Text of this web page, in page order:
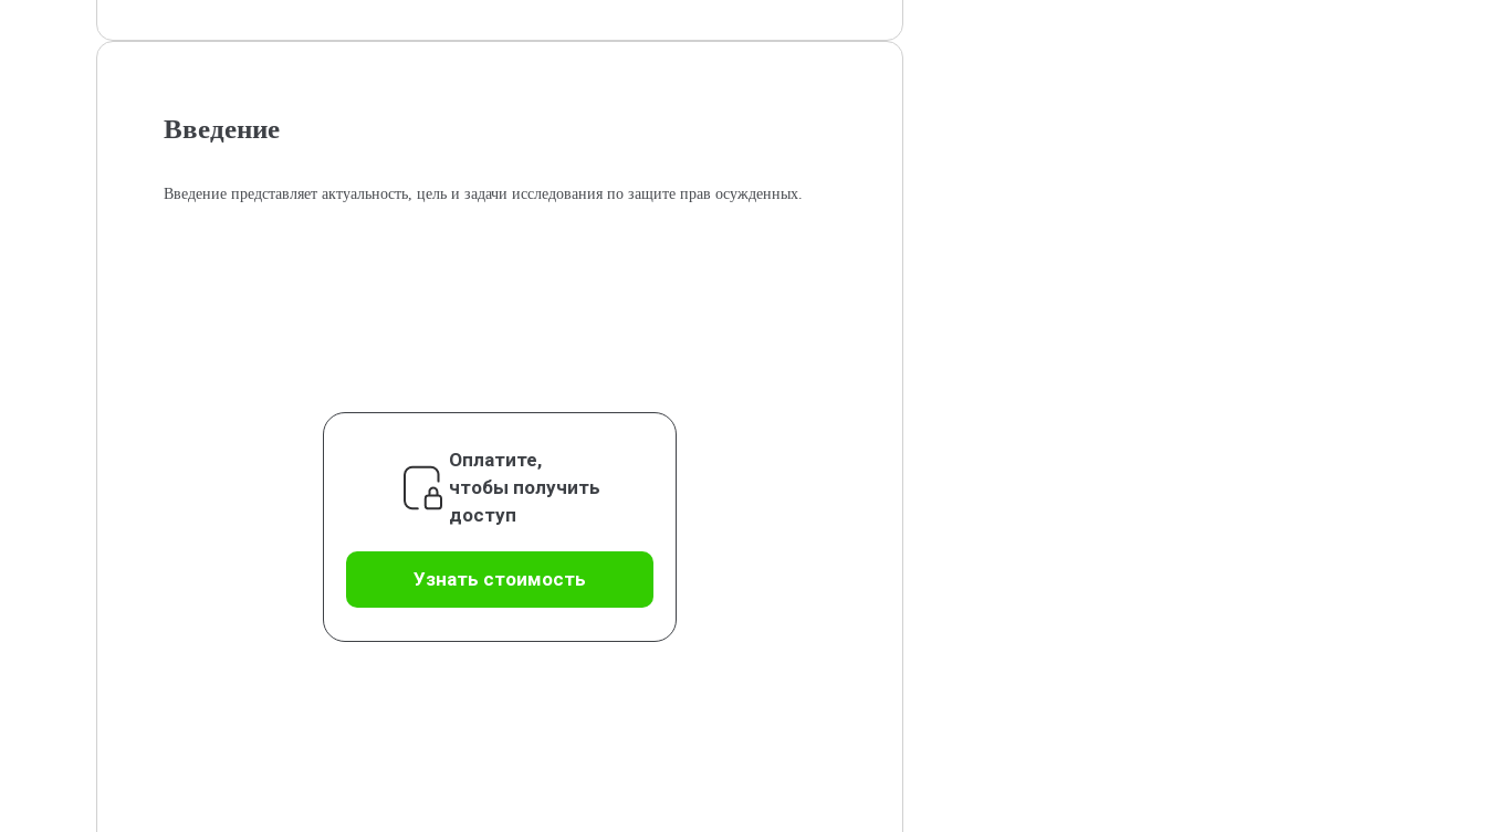
Введение
Введение представляет актуальность, цель и задачи исследования по защите прав осужденных.
Оплатите,
чтобы получить
доступ
Узнать стоимость